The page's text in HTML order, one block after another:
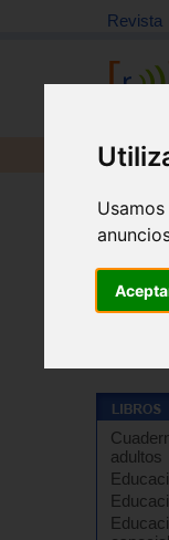
Revista
adultos